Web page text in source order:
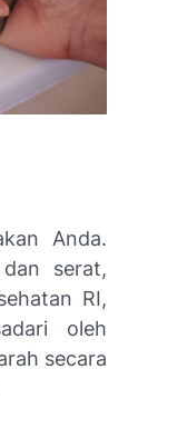
Anda.
serat,
RI,
oleh
secara